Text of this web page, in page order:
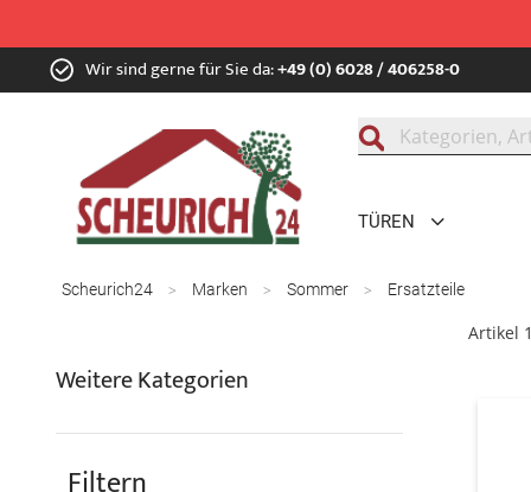
Zum
Inhalt Wir sind gerne für Sie da:+49 (0) 6028 / 406258-0
TÜREN
Scheurich24 Marken Sommer Ersatzteile
Artikel
Weitere Kategorien